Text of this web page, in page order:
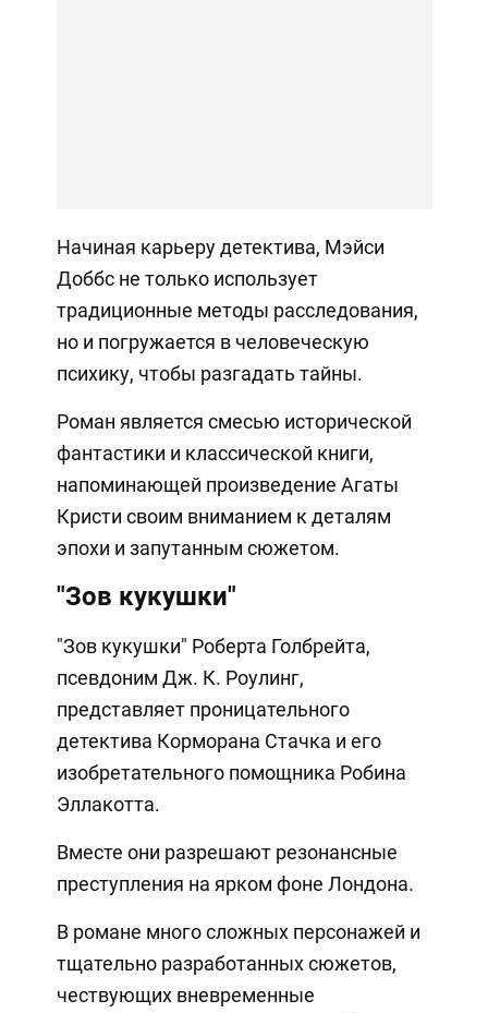
Начиная карьеру детектива, Мэйси
Доббс не только использует
традиционные методы расследования,
но и погружается в человеческую
психику, чтобы разгадать тайны.
Роман является смесью исторической
фантастики и классической книги,
напоминающей произведение Агаты
Кристи своим вниманием к деталям
эпохи и запутанным сюжетом.
"Зов кукушки"
"Зов кукушки" Роберта Голбрейта,
псевдоним Дж. К. Роулинг,
представляет проницательного
детектива Корморана Стачка и его
изобретательного помощника Робина
Эллакотта.
Вместе они разрешают резонансные
преступления на ярком фоне Лондона.
В романе много сложных персонажей и
тщательно разработанных сюжетов,
чествующих вневременные